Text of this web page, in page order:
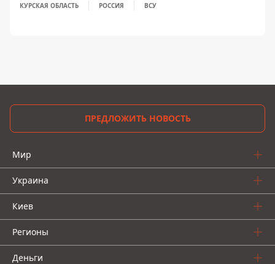
КУРСКАЯ ОБЛАСТЬ РОССИЯ ВСУ
ПРЕДЛОЖИТЬ НОВОСТЬ
Мир
Украина
Киев
Регионы
Деньги